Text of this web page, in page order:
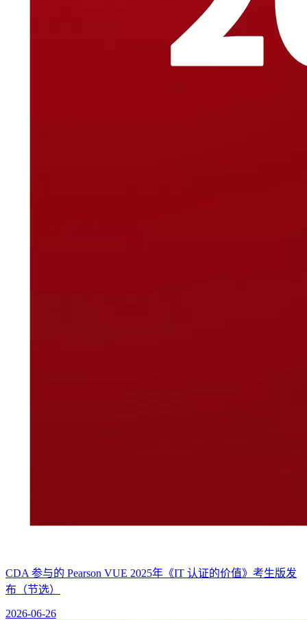
CDA 参与的 Pearson VUE 2025年《IT 认证的价值》考生版发
布（节选）
2026-06-26